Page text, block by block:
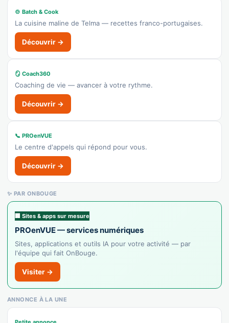
🍲 Batch & Cook
La cuisine maline de Telma — recettes franco-portugaises.
Découvrir →
🪞 Coach360
Coaching de vie — avancer à votre rythme.
Découvrir →
📞 PROenVUE
Le centre d'appels qui répond pour vous.
Découvrir →
✨ PAR ONBOUGE
🏢 Sites & apps sur mesure
PROenVUE — services numériques
Sites, applications et outils IA pour votre activité — par
l'équipe qui fait OnBouge.
Visiter →
ANNONCE À LA UNE